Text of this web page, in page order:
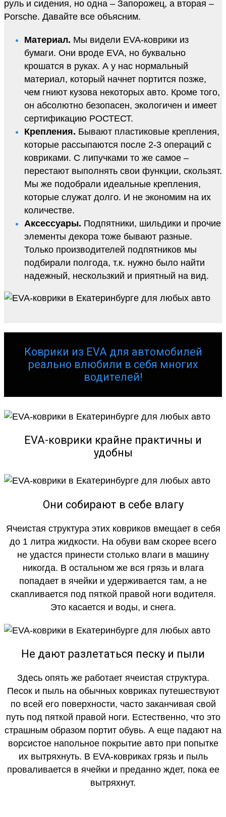
руль и сидения, но одна – Запорожец, а вторая –
Porsche. Давайте все объясним.
Материал. Мы видели EVA-коврики из
бумаги. Они вроде EVA, но буквально
крошатся в руках. А у нас нормальный
материал, который начнет портится позже,
чем гниют кузова некоторых авто. Кроме того,
он абсолютно безопасен, экологичен и имеет
сертификацию РОСТЕСТ.
Крепления. Бывают пластиковые крепления,
которые рассыпаются после 2-3 операций с
ковриками. С липучками то же самое –
перестают выполнять свои функции, скользят.
Мы же подобрали идеальные крепления,
которые служат долго. И не экономим на их
количестве.
Аксессуары. Подпятники, шильдики и прочие
элементы декора тоже бывают разные.
Только производителей подпятников мы
подбирали полгода, т.к. нужно было найти
надежный, нескользкий и приятный на вид.
Коврики из EVA для автомобилей
реально влюбили в себя многих
водителей!
EVA-коврики крайне практичны и
удобны
Они собирают в себе влагу
Ячеистая структура этих ковриков вмещает в себя
до 1 литра жидкости. На обуви вам скорее всего
не удастся принести столько влаги в машину
никогда. В остальном же вся грязь и влага
попадает в ячейки и удерживается там, а не
скапливается под пяткой правой ноги водителя.
Это касается и воды, и снега.
Не дают разлетаться песку и пыли
Здесь опять же работает ячеистая структура.
Песок и пыль на обычных ковриках путешествуют
по всей его поверхности, часто заканчивая свой
путь под пяткой правой ноги. Естественно, что это
страшным образом портит обувь. А еще падают на
ворсистое напольное покрытие авто при попытке
их вытряхнуть. В EVA-ковриках грязь и пыль
проваливается в ячейки и преданно ждет, пока ее
вытряхнут.